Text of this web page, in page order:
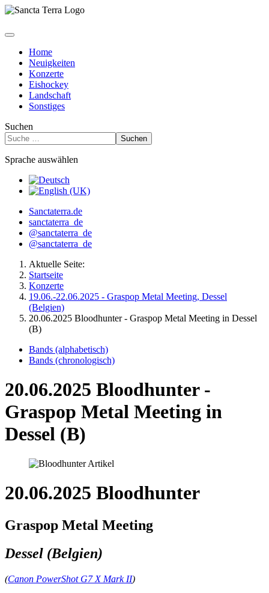
Home
Neuigkeiten
Konzerte
Eishockey
Landschaft
Sonstiges
Suchen
Suchen
Sprache auswählen
Sanctaterra.de
sanctaterra_de
@sanctaterra_de
@sanctaterra_de
Aktuelle Seite:
Startseite
Konzerte
19.06.-22.06.2025 - Graspop Metal Meeting, Dessel
(Belgien)
20.06.2025 Bloodhunter - Graspop Metal Meeting in Dessel
(B)
Bands (alphabetisch)
Bands (chronologisch)
20.06.2025 Bloodhunter -
Graspop Metal Meeting in
Dessel (B)
20.06.2025 Bloodhunter
Graspop Metal Meeting
Dessel (Belgien)
(Canon PowerShot G7 X Mark II)